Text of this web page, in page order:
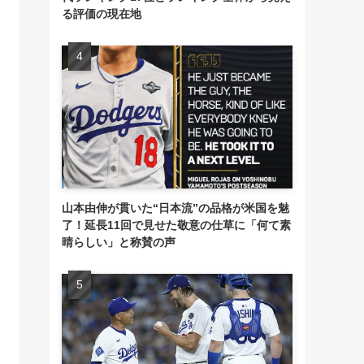
る評価の現在地
山本由伸が貫いた“日本流”の品格が米国を魅
了！延長11回で見せた敬意の仕草に「何て素
晴らしい」と称賛の声